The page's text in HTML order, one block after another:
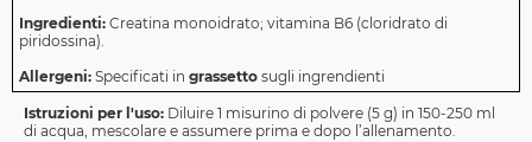
Ingredienti: Creatina monoidrato; vitamina B6 (cloridrato di
piridossina).
Allergeni: Specificati in grassetto sugli ingrendienti
Istruzioni per l'uso: Diluire 1 misurino di polvere (5 g) in 150-250 ml
di acqua, mescolare e assumere prima e dopo l’allenamento.